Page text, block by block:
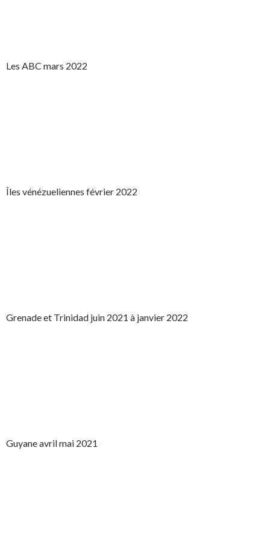
Les ABC mars 2022
Îles vénézueliennes février 2022
Grenade et Trinidad juin 2021 à janvier 2022
Guyane avril mai 2021